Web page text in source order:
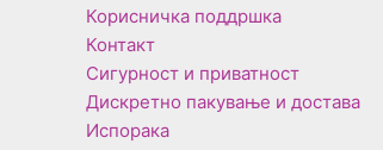
Корисничка поддршка
Контакт
Сигурност и приватност
Дискретно пакување и достава
Испорака